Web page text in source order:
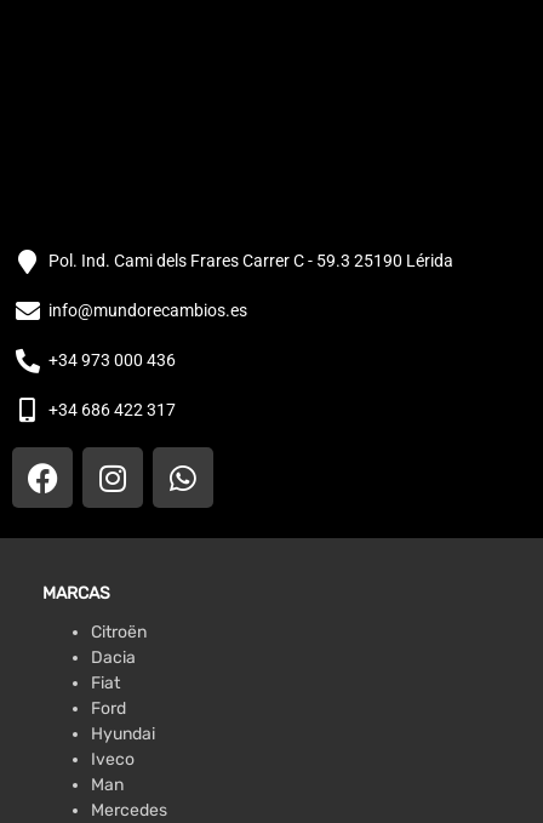
Pol. Ind. Cami dels Frares Carrer C - 59.3 25190 Lérida
info@mundorecambios.es
+34 973 000 436
+34 686 422 317
MARCAS
Citroën
Dacia
Fiat
Ford
Hyundai
Iveco
Man
Mercedes